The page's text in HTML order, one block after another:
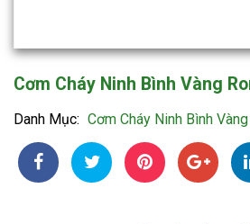
Cơm Cháy Ninh Bình Vàng
Danh Mục: Cơm Cháy Ninh Bình Vàng